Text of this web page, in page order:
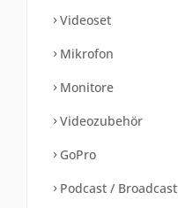
Videoset
Mikrofon
Monitore
Videozubehör
GoPro
Podcast / Broadcast